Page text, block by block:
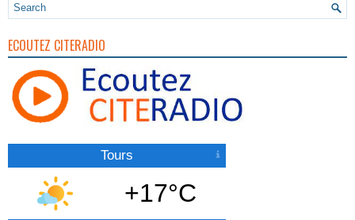
ECOUTEZ CITERADIO
Tours
+17°C